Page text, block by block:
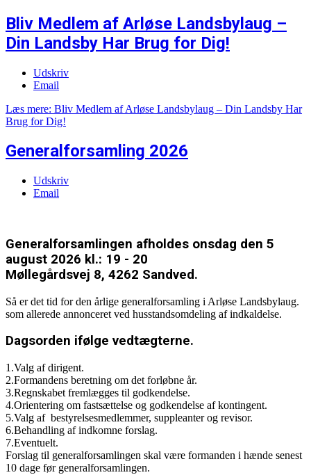
Bliv Medlem af Arløse Landsbylaug –
Din Landsby Har Brug for Dig!
Udskriv
Email
Læs mere: Bliv Medlem af Arløse Landsbylaug – Din Landsby Har
Brug for Dig!
Generalforsamling 2026
Udskriv
Email
Generalforsamlingen afholdes onsdag den 5
august 2026 kl.: 19 - 20
Møllegårdsvej 8, 4262 Sandved.
Så er det tid for den årlige generalforsamling i Arløse Landsbylaug.
som allerede annonceret ved husstandsomdeling af indkaldelse.
Dagsorden ifølge vedtægterne.
1.Valg af dirigent.
2.Formandens beretning om det forløbne år.
3.Regnskabet fremlægges til godkendelse.
4.Orientering om fastsættelse og godkendelse af kontingent.
5.Valg af bestyrelsesmedlemmer, suppleanter og revisor.
6.Behandling af indkomne forslag.
7.Eventuelt.
Forslag til generalforsamlingen skal være formanden i hænde senest
10 dage før generalforsamlingen.